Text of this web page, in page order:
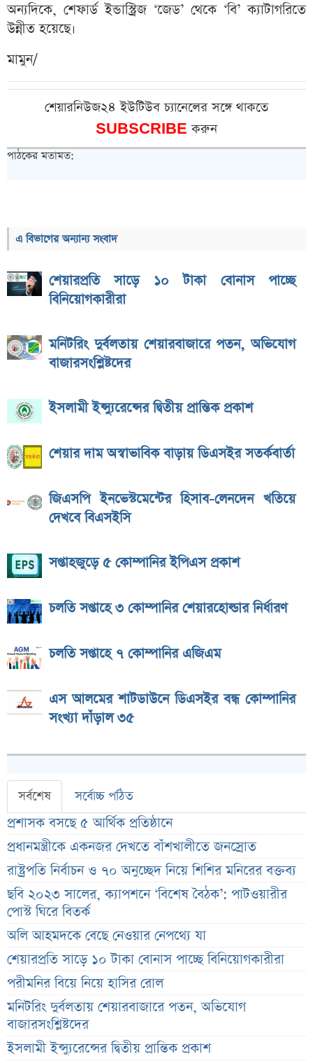
অন্যদিকে, শেফার্ড ইন্ডাস্ট্রিজ ‘‌জেড’ থেকে ‘‌বি’ ক্যাটাগরিতে
উন্নীত হয়েছে।
মামুন/
শেয়ারনিউজ২৪ ইউটিউব চ্যানেলের সঙ্গে থাকতে
SUBSCRIBEকরুন
পাঠকের মতামত:
এ বিভাগের অন্যান্য সংবাদ
শেয়ারপ্রতি সাড়ে ১০ টাকা বোনাস পাচ্ছে
বিনিয়োগকারীরা
মনিটরিং দুর্বলতায় শেয়ারবাজারে পতন, অভিযোগ
বাজারসংশ্লিষ্টদের
ইসলামী ইন্স্যুরেন্সের দ্বিতীয় প্রান্তিক প্রকাশ
শেয়ার দাম অস্বাভাবিক বাড়ায় ডিএসইর সতর্কবার্তা
জিএসপি ইনভেস্টমেন্টের হিসাব-লেনদেন খতিয়ে
দেখবে বিএসইসি
সপ্তাহজুড়ে ৫ কোম্পানির ইপিএস প্রকাশ
চলতি সপ্তাহে ৩ কোম্পানির শেয়ারহোল্ডার নির্ধারণ
চলতি সপ্তাহে ৭ কোম্পানির এজিএম
এস আলমের শাটডাউনে ডিএসইর বন্ধ কোম্পানির
সংখ্যা দাঁড়াল ৩৫
সর্বশেষ সর্বোচ্চ পঠিত
প্রশাসক বসছে ৫ আর্থিক প্রতিষ্ঠানে
প্রধানমন্ত্রীকে একনজর দেখতে বাঁশখালীতে জনস্রোত
রাষ্ট্রপতি নির্বাচন ও ৭০ অনুচ্ছেদ নিয়ে শিশির মনিরের বক্তব্য
ছবি ২০২৩ সালের, ক্যাপশনে ‘বিশেষ বৈঠক’: পাটওয়ারীর
পোস্ট ঘিরে বিতর্ক
অলি আহমদকে বেছে নেওয়ার নেপথ্যে যা
শেয়ারপ্রতি সাড়ে ১০ টাকা বোনাস পাচ্ছে বিনিয়োগকারীরা
পরীমনির বিয়ে নিয়ে হাসির রোল
মনিটরিং দুর্বলতায় শেয়ারবাজারে পতন, অভিযোগ
বাজারসংশ্লিষ্টদের
ইসলামী ইন্স্যুরেন্সের দ্বিতীয় প্রান্তিক প্রকাশ